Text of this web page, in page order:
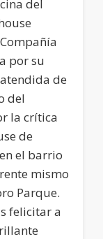
del
por su
de
del
la crítica
de
el barrio
mismo
Parque.
felicitar a